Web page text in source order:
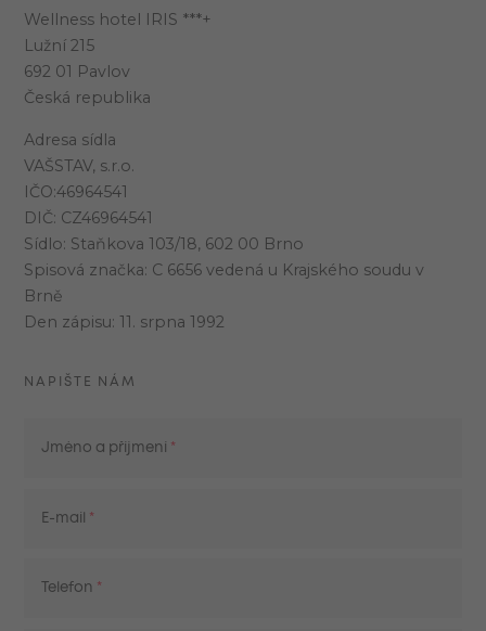
Wellness hotel IRIS ***+
Lužní 215
692 01 Pavlov
Česká republika
Adresa sídla
VAŠSTAV, s.r.o.
IČO:46964541
DIČ: CZ46964541
Sídlo: Staňkova 103/18, 602 00 Brno
Spisová značka: C 6656 vedená u Krajského soudu v
Brně
Den zápisu: 11. srpna 1992
NAPIŠTE NÁM
Jméno a příjmení
E-mail
Telefon